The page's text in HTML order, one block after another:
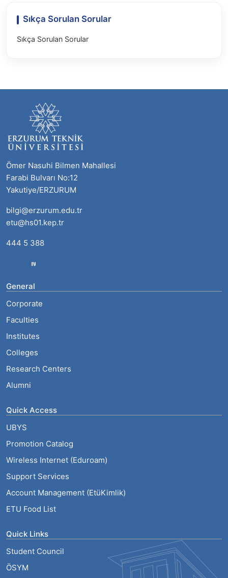
Sıkça Sorulan Sorular
Sıkça Sorulan Sorular
Ömer Nasuhi Bilmen Mahallesi
Farabi Bulvarı No:12
Yakutiye/ERZURUM
bilgi@erzurum.edu.tr
etu@hs01.kep.tr
444 5 388
General
Corporate
Faculties
Institutes
Colleges
Research Centers
Alumni
Quick Access
UBYS
Promotion Catalog
Wireless Internet (Eduroam)
Support Services
Account Management (EtüKimlik)
ETU Food List
Quick Links
Student Council
ÖSYM